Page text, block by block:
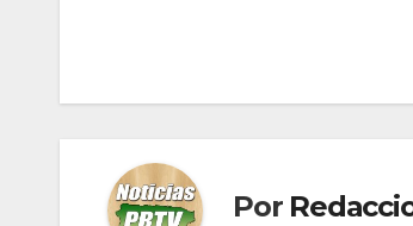
Por